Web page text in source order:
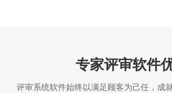
专家评审软件
评审系统软件始终以满足顾客为己任，成